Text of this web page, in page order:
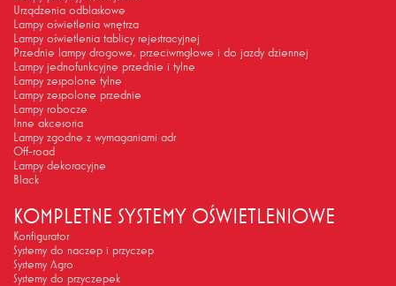
Urządzenia odblaskowe
Lampy oświetlenia wnętrza
Lampy oświetlenia tablicy rejestracyjnej
Przednie lampy drogowe, przeciwmgłowe i do jazdy dziennej
Lampy jednofunkcyjne przednie i tylne
Lampy zespolone tylne
Lampy zespolone przednie
Lampy robocze
Inne akcesoria
Lampy zgodne z wymaganiami adr
Off-road
Lampy dekoracyjne
Black
KOMPLETNE SYSTEMY OŚWIETLENIOWE
Konfigurator
Systemy do naczep i przyczep
Systemy Agro
Systemy do przyczepek